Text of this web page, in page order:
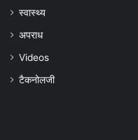
स्वास्थ्य
अपराध
Videos
टैकनोलजी